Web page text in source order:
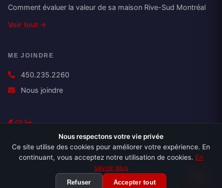
Comment évaluer la valeur de sa maison Rive-Sud Montréal
Voir tout →
ME JOINDRE
450.235.2260
Nous joindre
Conditions d'utilisation
© 2026 Marc Pouliot. Tous droits réservés.
Nous respectons votre vie privée
Ce site utilise des cookies pour améliorer votre expérience. En
continuant, vous acceptez notre utilisation de cookies. En
savoir plus
Refuser Accepter tout